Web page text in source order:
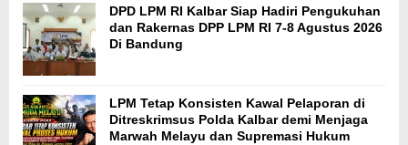
DPD LPM RI Kalbar Siap Hadiri Pengukuhan
dan Rakernas DPP LPM RI 7-8 Agustus 2026
Di Bandung
LPM Tetap Konsisten Kawal Pelaporan di
Ditreskrimsus Polda Kalbar demi Menjaga
Marwah Melayu dan Supremasi Hukum